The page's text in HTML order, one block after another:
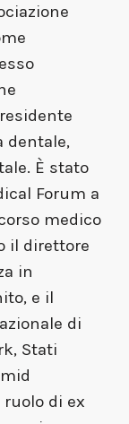
dentale,
È stato
Forum a
medico
il direttore
in
e il
di
Stati
di ex